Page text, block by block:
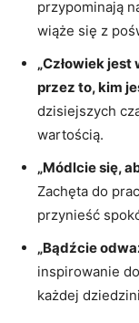
przypominają
wiąże się z
„Człowiek
przez to, kim
dzisiejszych
wartością.
„Módlcie ‌się,
Zachęta do
przynieść
„Bądźcie
inspirowanie
każdej